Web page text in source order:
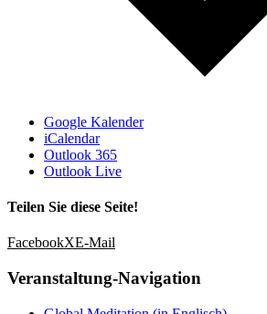
Google Kalender
iCalendar
Outlook 365
Outlook Live
Teilen Sie diese Seite!
FacebookXE-Mail
Veranstaltung-Navigation